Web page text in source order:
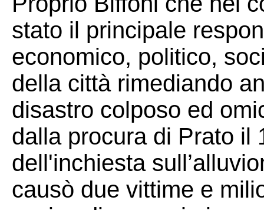
stato il principale
economico, politico,
della città rimediando
disastro colposo ed
dalla procura di Prato il
dell'inchiesta
causò due vittime e